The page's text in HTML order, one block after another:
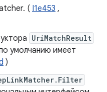
( I1e453 ,
UriMatchResult
умолчанию имеет
)